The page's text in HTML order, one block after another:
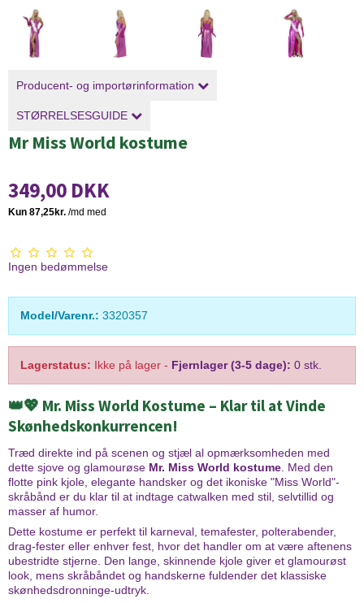
Producent- og importørinformation
STØRRELSESGUIDE
Mr Miss World kostume
349,00 DKK
Ingen bedømmelse
Model/Varenr.: 3320357
Lagerstatus: Ikke på lager - Fjernlager (3-5 dage): 0 stk.
👑💖 Mr. Miss World Kostume – Klar til at Vinde
Skønhedskonkurrencen!
Træd direkte ind på scenen og stjæl al opmærksomheden med
dette sjove og glamourøse Mr. Miss World kostume. Med den
flotte pink kjole, elegante handsker og det ikoniske "Miss World"-
skråbånd er du klar til at indtage catwalken med stil, selvtillid og
masser af humor.
Dette kostume er perfekt til karneval, temafester, polterabender,
drag-fester eller enhver fest, hvor det handler om at være aftenens
ubestridte stjerne. Den lange, skinnende kjole giver et glamourøst
look, mens skråbåndet og handskerne fuldender det klassiske
skønhedsdronninge-udtryk.